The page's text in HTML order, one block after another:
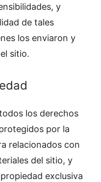
y
de tales
los enviaron y
sitio.
los derechos
por la
relacionados con
del sitio, y
exclusiva